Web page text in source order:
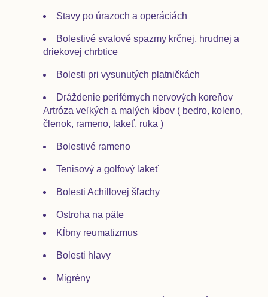
Stavy po úrazoch a operáciách
Bolestivé svalové spazmy krčnej, hrudnej a
driekovej chrbtice
Bolesti pri vysunutých platničkách
Dráždenie periférnych nervových koreňov
Artróza veľkých a malých kĺbov ( bedro, koleno,
členok, rameno, lakeť, ruka )
Bolestivé rameno
Tenisový a golfový lakeť
Bolesti Achillovej šľachy
Ostroha na päte
Kĺbny reumatizmus
Bolesti hlavy
Migrény